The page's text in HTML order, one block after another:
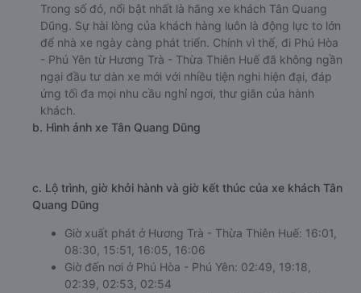
Trong số đó, nổi bật nhất là hãng xe khách Tân Quang
Dũng. Sự hài lòng của khách hàng luôn là động lực to lớn
để nhà xe ngày càng phát triển. Chính vì thế, đi Phú Hòa
- Phú Yên từ Hương Trà - Thừa Thiên Huế đã không ngần
ngại đầu tư dàn xe mới với nhiều tiện nghi hiện đại, đáp
ứng tối đa mọi nhu cầu nghỉ ngơi, thư giãn của hành
khách.
b. Hình ảnh xe Tân Quang Dũng
c. Lộ trình, giờ khởi hành và giờ kết thúc của xe khách Tân
Quang Dũng
Giờ xuất phát ở Hương Trà - Thừa Thiên Huế: 16:01,
08:30, 15:51, 16:05, 16:06
Giờ đến nơi ở Phú Hòa - Phú Yên: 02:49, 19:18,
02:39, 02:53, 02:54